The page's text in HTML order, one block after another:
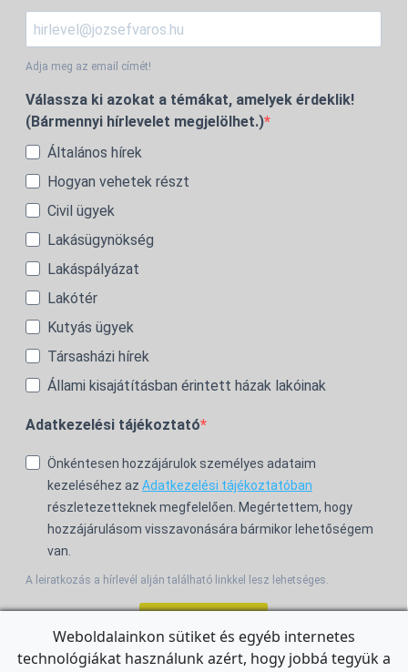
Adja meg az email címét!
Válassza ki azokat a témákat, amelyek érdeklik!
(Bármennyi hírlevelet megjelölhet.)
Általános hírek
Hogyan vehetek részt
Civil ügyek
Lakásügynökség
Lakáspályázat
Lakótér
Kutyás ügyek
Társasházi hírek
Állami kisajátításban érintett házak lakóinak
Adatkezelési tájékoztató
Önkéntesen hozzájárulok személyes adataim
kezeléséhez az Adatkezelési tájékoztatóban
részletezetteknek megfelelően. Megértettem, hogy
hozzájárulásom visszavonására bármikor lehetőségem
van.
A leiratkozás a hírlevél alján található linkkel lesz lehetséges.
Weboldalainkon sütiket és egyéb internetes
technológiákat használunk azért, hogy jobbá tegyük a